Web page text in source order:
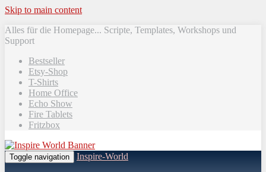
Skip to main content
Alles für die Homepage... Scripte, Templates, Workshops und
Support
Bestseller
Etsy-Shop
T-Shirts
Home Office
Echo Show
Fire Tablets
Fritzbox
Toggle navigation Inspire-World